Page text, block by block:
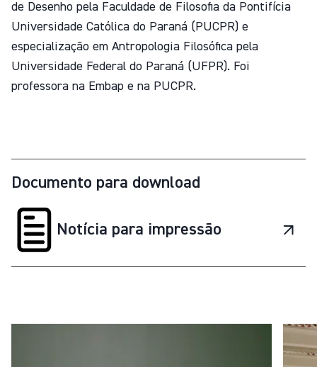
de Desenho pela Faculdade de Filosofia da Pontifícia
Universidade Católica do Paraná (PUCPR) e
especialização em Antropologia Filosófica pela
Universidade Federal do Paraná (UFPR). Foi
professora na Embap e na PUCPR.
Documento para download
Notícia para impressão